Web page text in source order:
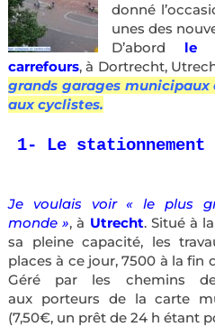
donné
unes des
D’abord le
carrefours, à Dortrecht,
grands garages municipaux
aux cyclistes.
Je voulais voir « le plus
monde », à Utrecht. Situé à
sa pleine capacité, les
places à ce jour, 7500 à la fin
Géré par les chemins
aux porteurs de la carte
(7,50€, un prêt de 24 h étant